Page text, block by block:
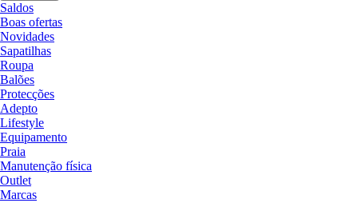
Saldos
Boas ofertas
Novidades
Sapatilhas
Roupa
Balões
Protecções
Adepto
Lifestyle
Equipamento
Praia
Manutenção física
Outlet
Marcas